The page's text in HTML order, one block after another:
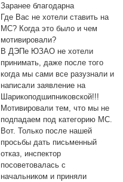
Заранее благодарна
Где Вас не хотели ставить на
МС? Когда это было и чем
мотивировали?
В ДЭПе ЮЗАО не хотели
принимать, даже после того
когда мы сами все разузнали и
написали заявление на
Шарикоподшипниковской!!!
Мотивировали тем, что мы не
подпадаем под категорию МС.
Вот. Только после нашей
просьбы дать письменный
отказ, инспектор
посоветовалась с
начальником и приняли